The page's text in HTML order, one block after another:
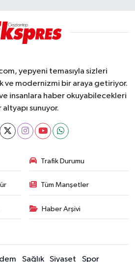
yepyeni temasıyla sizleri
ve modernizmi bir araya getiriyor.
insanlara haber okuyabilecekleri
altyapı sunuyor.
Trafik Durumu
Tüm Manşetler
Haber Arşivi
Sağlık Siyaset Spor